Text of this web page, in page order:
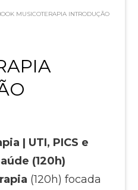
MUSICOTERAPIA INTRODUÇÃO
| UTI, PICS e
(120h)
(120h) focada